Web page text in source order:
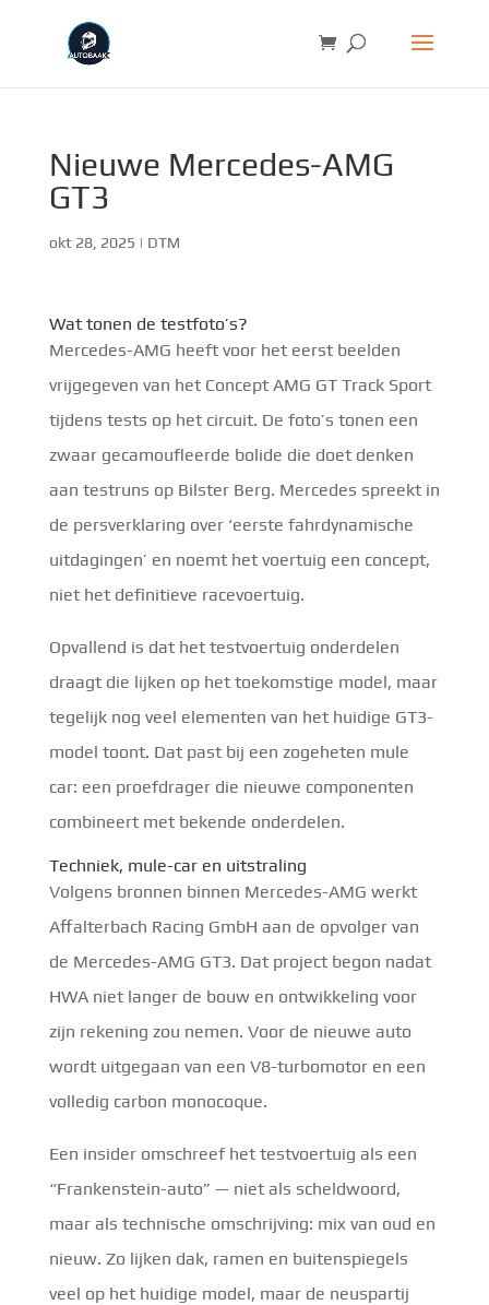
Nieuwe Mercedes-AMG
GT3
okt 28, 2025 | DTM
Wat tonen de testfoto’s?
Mercedes-AMG heeft voor het eerst beelden
vrijgegeven van het Concept AMG GT Track Sport
tijdens tests op het circuit. De foto’s tonen een
zwaar gecamoufleerde bolide die doet denken
aan testruns op Bilster Berg. Mercedes spreekt in
de persverklaring over ‘eerste fahrdynamische
uitdagingen’ en noemt het voertuig een concept,
niet het definitieve racevoertuig.
Opvallend is dat het testvoertuig onderdelen
draagt die lijken op het toekomstige model, maar
tegelijk nog veel elementen van het huidige GT3-
model toont. Dat past bij een zogeheten mule
car: een proefdrager die nieuwe componenten
combineert met bekende onderdelen.
Techniek, mule-car en uitstraling
Volgens bronnen binnen Mercedes-AMG werkt
Affalterbach Racing GmbH aan de opvolger van
de Mercedes-AMG GT3. Dat project begon nadat
HWA niet langer de bouw en ontwikkeling voor
zijn rekening zou nemen. Voor de nieuwe auto
wordt uitgegaan van een V8-turbomotor en een
volledig carbon monocoque.
Een insider omschreef het testvoertuig als een
“Frankenstein-auto” — niet als scheldwoord,
maar als technische omschrijving: mix van oud en
nieuw. Zo lijken dak, ramen en buitenspiegels
veel op het huidige model, maar de neuspartij